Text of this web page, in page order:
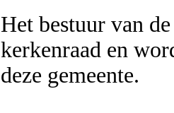
Het bestuur van
kerkenraad en
deze gemeente.